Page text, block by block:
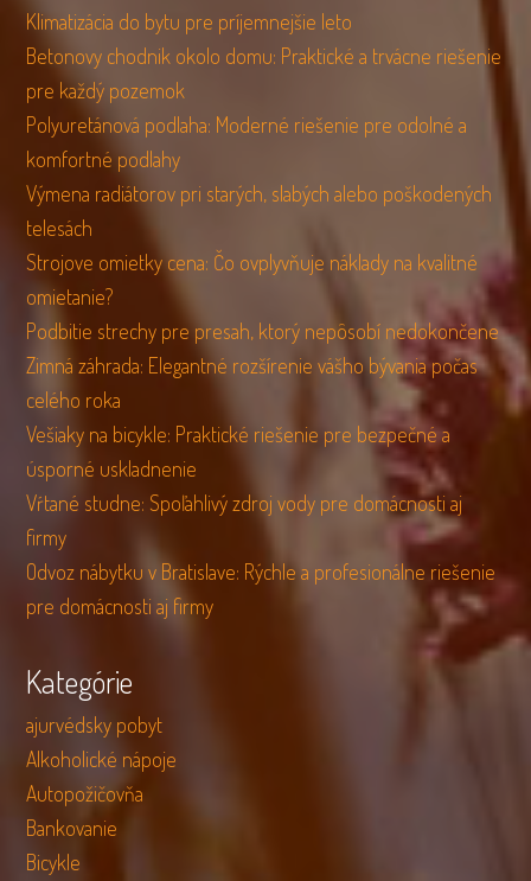
Klimatizácia do bytu pre príjemnejšie leto
Betonovy chodnik okolo domu: Praktické a trvácne riešenie
pre každý pozemok
Polyuretánová podlaha: Moderné riešenie pre odolné a
komfortné podlahy
Výmena radiátorov pri starých, slabých alebo poškodených
telesách
Strojove omietky cena: Čo ovplyvňuje náklady na kvalitné
omietanie?
Podbitie strechy pre presah, ktorý nepôsobí nedokončene
Zimná záhrada: Elegantné rozšírenie vášho bývania počas
celého roka
Vešiaky na bicykle: Praktické riešenie pre bezpečné a
úsporné uskladnenie
Vŕtané studne: Spoľahlivý zdroj vody pre domácnosti aj
firmy
Odvoz nábytku v Bratislave: Rýchle a profesionálne riešenie
pre domácnosti aj firmy
Kategórie
ajurvédsky pobyt
Alkoholické nápoje
Autopožičovňa
Bankovanie
Bicykle